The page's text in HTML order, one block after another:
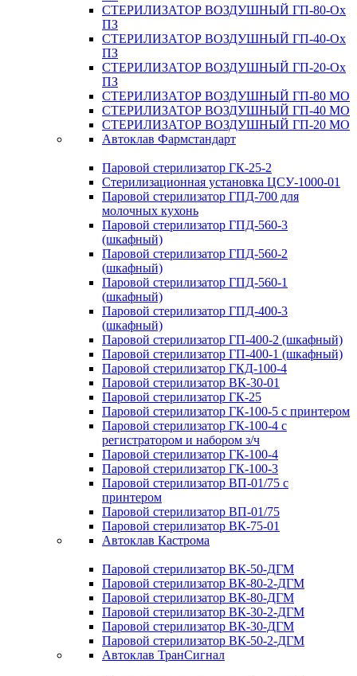
СТЕРИЛИЗАТОР ВОЗДУШНЫЙ ГП-80-Ох
ПЗ
СТЕРИЛИЗАТОР ВОЗДУШНЫЙ ГП-40-Ох
ПЗ
СТЕРИЛИЗАТОР ВОЗДУШНЫЙ ГП-20-Ох
ПЗ
СТЕРИЛИЗАТОР ВОЗДУШНЫЙ ГП-80 МО
СТЕРИЛИЗАТОР ВОЗДУШНЫЙ ГП-40 МО
СТЕРИЛИЗАТОР ВОЗДУШНЫЙ ГП-20 МО
Автоклав Фармстандарт
Паровой стерилизатор ГК-25-2
Стерилизационная установка ЦСУ-1000-01
Паровой стерилизатор ГПД-700 для
молочных кухонь
Паровой стерилизатор ГПД-560-3
(шкафный)
Паровой стерилизатор ГПД-560-2
(шкафный)
Паровой стерилизатор ГПД-560-1
(шкафный)
Паровой стерилизатор ГПД-400-3
(шкафный)
Паровой стерилизатор ГП-400-2 (шкафный)
Паровой стерилизатор ГП-400-1 (шкафный)
Паровой стерилизатор ГКД-100-4
Паровой стерилизатор ВК-30-01
Паровой стерилизатор ГК-25
Паровой стерилизатор ГК-100-5 с принтером
Паровой стерилизатор ГК-100-4 с
регистратором и набором з/ч
Паровой стерилизатор ГК-100-4
Паровой стерилизатор ГК-100-3
Паровой стерилизатор ВП-01/75 с
принтером
Паровой стерилизатор ВП-01/75
Паровой стерилизатор ВК-75-01
Автоклав Кастрома
Паровой стерилизатор ВК-50-ДГМ
Паровой стерилизатор ВК-80-2-ДГМ
Паровой стерилизатор ВК-80-ДГМ
Паровой стерилизатор ВК-30-2-ДГМ
Паровой стерилизатор ВК-30-ДГМ
Паровой стерилизатор ВК-50-2-ДГМ
Автоклав ТранСигнал